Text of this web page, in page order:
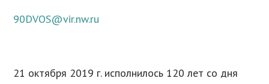
90DVOS@vir.nw.ru
21 октября 2019 г. исполнилось 120 лет со дня